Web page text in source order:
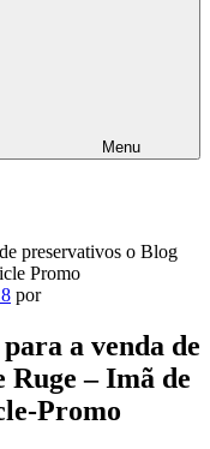
Menu
por
a venda de
Ruge – Imã de
Promo